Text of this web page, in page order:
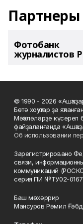
Партнеры
Фотобанк
журналистов
© 1990 - 2026
Бөтә хоҡуҡтар ҙа
Мәҡәләләрҙе күсереп
файҙаланғанда
Об использовании
Зарегистрировано
связи,
коммуникаций
серия ПИ №ТУ02-
Баш мөхәррир
Мансуров Рәмил